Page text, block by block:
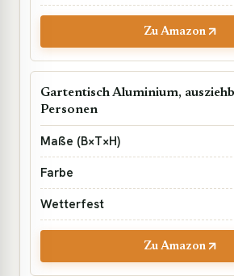
Zu Amazon
Gartentisch Aluminium,
Personen
Zu Amazon